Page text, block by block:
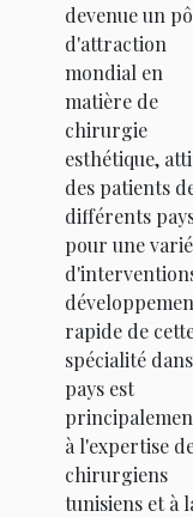
devenue un
d'attraction
mondial en
matière de
chirurgie
esthétique,
des patients
différents
pour une
rapide de
spécialité
pays est
à l'expertise
chirurgiens
tunisiens et à